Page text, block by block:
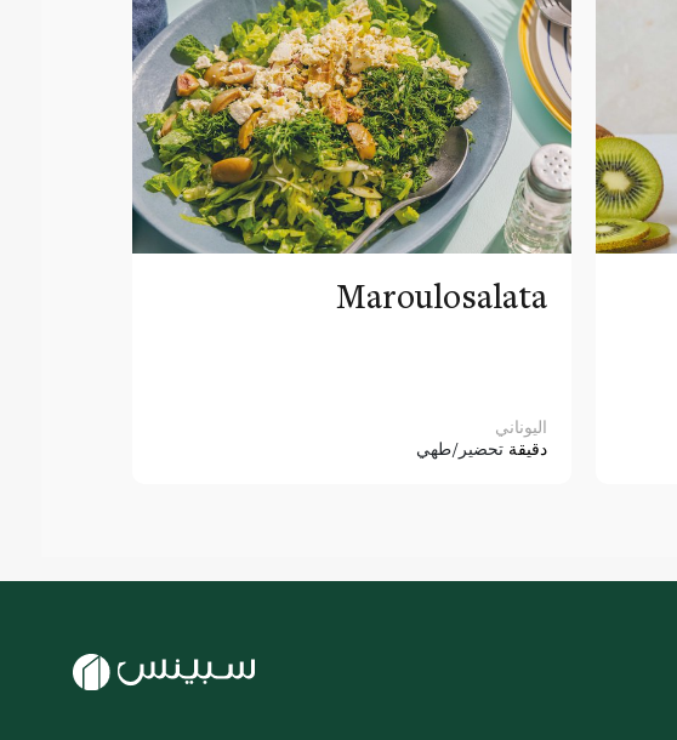
Maroulosalata
اليوناني
دقيقة تحضير/طهي